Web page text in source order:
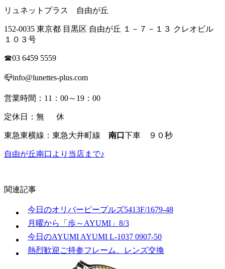
リュネットプラス 自由が丘
152-0035 東京都 目黒区 自由が丘 １－７－１３ クレオビル
１０３号
☎03 6459 5559
📪info@lunettes-plus.com
営業時間：11：00～19：00
定休日：無 休
東急東横線：東急大井町線 南口 下車 ９０秒
自由が丘南口より当店まで♪
関連記事
今日のオリバーピープルズ5413F/1679-48
月曜から「歩～AYUMI」8/3
今日のAYUMI AYUMI L-1037 0907-50
熱烈歓迎ご持参フレーム、レンズ交換